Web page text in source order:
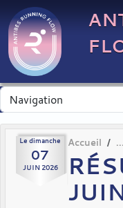
Le dimanche
07
JUIN 2026
Accueil
Panneau de gestion des